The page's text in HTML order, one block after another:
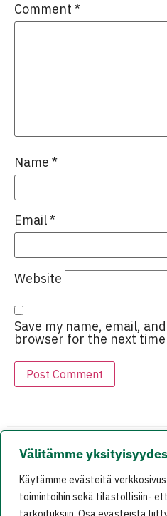
Välitämme
Käytämme evästeitä
toimintoihin sekä tilastollisiin-
Comment *
Name *
Email*
Website
Save my name, email,
browser for the next
SinnemÃ¤ki ja Tynkkynen Vasemmistoliitolle: Mihin unohtui ympÃ¤ristÃ¶?